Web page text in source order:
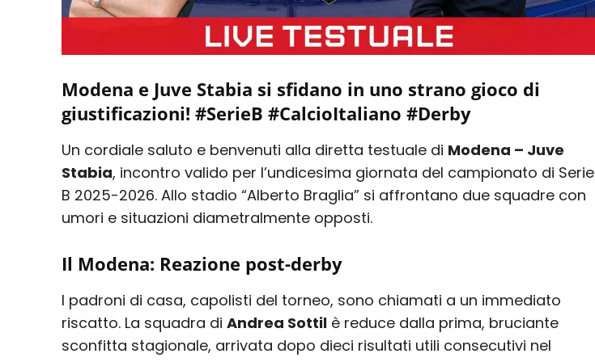
Modena e Juve Stabia si sfidano in uno strano gioco di
giustificazioni! #SerieB #CalcioItaliano #Derby
Un cordiale saluto e benvenuti alla diretta testuale di Modena – Juve
Stabia, incontro valido per l’undicesima giornata del campionato di Serie
B 2025-2026. Allo stadio “Alberto Braglia” si affrontano due squadre con
umori e situazioni diametralmente opposti.
Il Modena: Reazione post-derby
I padroni di casa, capolisti del torneo, sono chiamati a un immediato
riscatto. La squadra di Andrea Sottil è reduce dalla prima, bruciante
sconfitta stagionale, arrivata dopo dieci risultati utili consecutivi nel